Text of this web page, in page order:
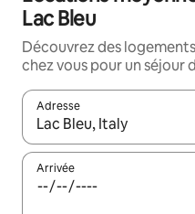
Lac Bleu
Découvrez des
chez vous pour un séjour
Adresse
Lorsque les résultats
Arrivée